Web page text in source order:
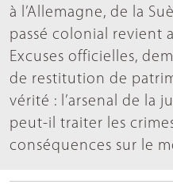
à l’Allemagne, de la
passé colonial revient
Excuses officielles,
de restitution de
vérité : l’arsenal de la
peut-il traiter les
conséquences sur le